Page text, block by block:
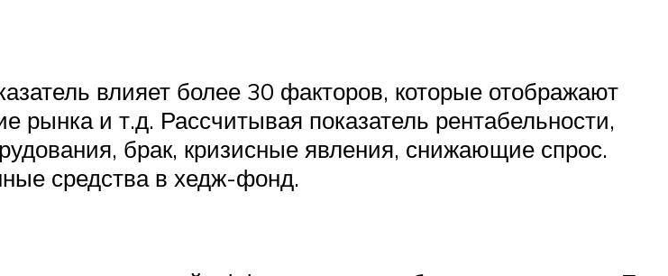
влияет более 30 факторов, которые отображают
рынка и т.д. Рассчитывая показатель рентабельности,
брак, кризисные явления, снижающие спрос.
средства в хедж-фонд.